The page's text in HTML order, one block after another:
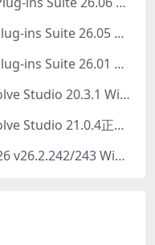
AE插件合集一键安装包 Ae Plug-ins Suite 26.05 一键安装AE所有常用插件！
PS插件合集一键安装包 PS Plug-ins Suite 26.01 一键安装PS所有常用插件！
🎬达芬奇软件-DaVinci Resolve Studio 20.3.1 Win/Mac中文破解版下载
🎬达芬奇软件-DaVinci Resolve Studio 21.0.4正式版 Win/Mac中文破解版下载
草图大师 SketchUp Pro 2026 v26.2.242/243 Win/Mac破解版 中文版/英文版